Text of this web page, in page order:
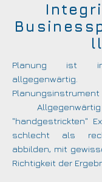
ll
Planung ist in
"handgestrickten"
schlecht als
abbilden, mit
Richtigkeit der